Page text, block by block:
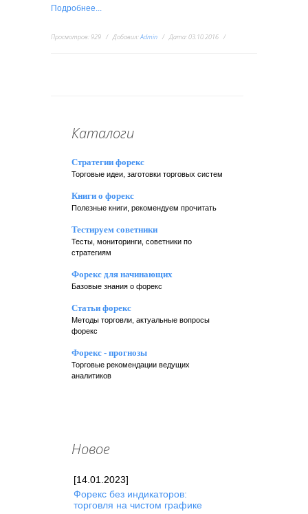
Подробнее...
Просмотров:929 Добавил:Admin Дата:03.10.2016
Каталоги
Стратегии форекс
Торговые идеи, заготовки торговых систем
Книги о форекс
Полезные книги, рекомендуем прочитать
Тестируем советники
Тесты, мониторинги, советники по
стратегиям
Форекс для начинающих
Базовые знания о форекс
Статьи форекс
Методы торговли, актуальные вопросы
форекс
Форекс - прогнозы
Торговые рекомендации ведущих
аналитиков
Новое
[14.01.2023]
Форекc без индикаторов:
торговля на чистом графике